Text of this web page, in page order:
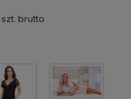
szt. brutto